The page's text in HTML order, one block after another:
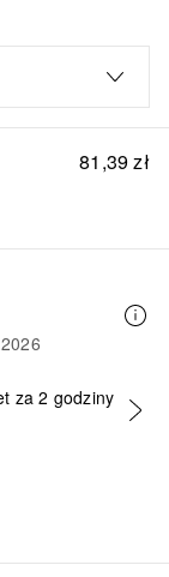
81,39 zł
za 2 godziny